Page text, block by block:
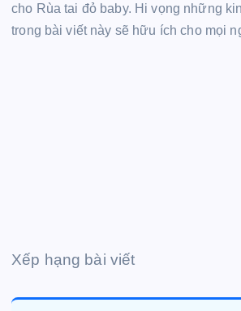
cho Rùa tai đỏ baby. Hi vọng những
trong bài viết này sẽ hữu ích cho mọi
Xếp hạng bài viết